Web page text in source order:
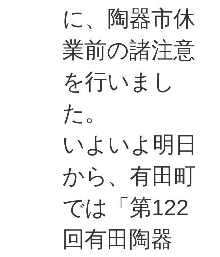
に、陶器市休
業前の諸注意
を行いまし
た。
いよいよ明日
から、有田町
では「第122
回有田陶器